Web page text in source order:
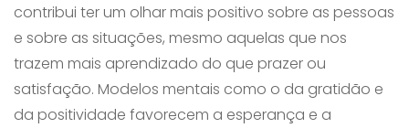
contribui ter um olhar mais positivo sobre as pessoas
e sobre as situações, mesmo aquelas que nos
trazem mais aprendizado do que prazer ou
satisfação. Modelos mentais como o da gratidão e
da positividade favorecem a esperança e a